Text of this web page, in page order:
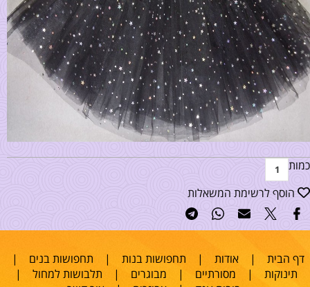
כמות
הוסף לרשימת המשאלות
דף הבית |אודות | תחפושות בנות | תחפושות בנים |
תינוקות | מסורתיים | מבוגרים | תלבושות למחול |